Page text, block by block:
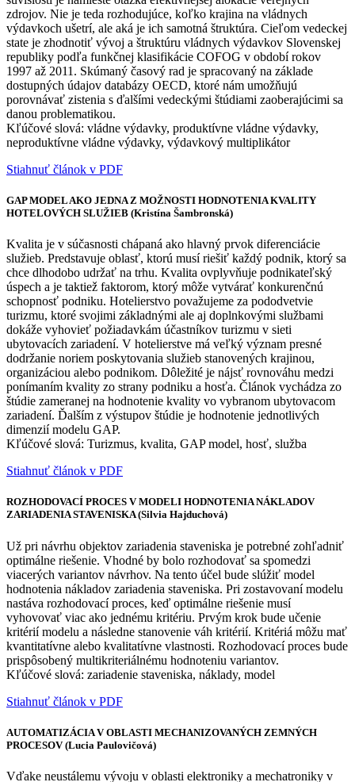
zdrojov. Nie je teda rozhodujúce, koľko krajina na vládnych
výdavkoch ušetrí, ale aká je ich samotná štruktúra. Cieľom vedeckej
state je zhodnotiť vývoj a štruktúru vládnych výdavkov Slovenskej
republiky podľa funkčnej klasifikácie COFOG v období rokov
1997 až 2011. Skúmaný časový rad je spracovaný na základe
dostupných údajov databázy OECD, ktoré nám umožňujú
porovnávať zistenia s ďalšími vedeckými štúdiami zaoberajúcimi sa
danou problematikou.
Kľúčové slová: vládne výdavky, produktívne vládne výdavky,
neproduktívne vládne výdavky, výdavkový multiplikátor
Stiahnuť článok v PDF
GAP MODEL AKO JEDNA Z MOŽNOSTI HODNOTENIA KVALITY
HOTELOVÝCH SLUŽIEB (Kristína Šambronská)
Kvalita je v súčasnosti chápaná ako hlavný prvok diferenciácie
služieb. Predstavuje oblasť, ktorú musí riešiť každý podnik, ktorý sa
chce dlhodobo udržať na trhu. Kvalita ovplyvňuje podnikateľský
úspech a je taktiež faktorom, ktorý môže vytvárať konkurenčnú
schopnosť podniku. Hotelierstvo považujeme za pododvetvie
turizmu, ktoré svojimi základnými ale aj doplnkovými službami
dokáže vyhovieť požiadavkám účastníkov turizmu v sieti
ubytovacích zariadení. V hotelierstve má veľký význam presné
dodržanie noriem poskytovania služieb stanovených krajinou,
organizáciou alebo podnikom. Dôležité je nájsť rovnováhu medzi
ponímaním kvality zo strany podniku a hosťa. Článok vychádza zo
štúdie zameranej na hodnotenie kvality vo vybranom ubytovacom
zariadení. Ďalším z výstupov štúdie je hodnotenie jednotlivých
dimenzií modelu GAP.
Kľúčové slová: Turizmus, kvalita, GAP model, hosť, služba
Stiahnuť článok v PDF
ROZHODOVACÍ PROCES V MODELI HODNOTENIA NÁKLADOV
ZARIADENIA STAVENISKA (Silvia Hajduchová)
Už pri návrhu objektov zariadenia staveniska je potrebné zohľadniť
optimálne riešenie. Vhodné by bolo rozhodovať sa spomedzi
viacerých variantov návrhov. Na tento účel bude slúžiť model
hodnotenia nákladov zariadenia staveniska. Pri zostavovaní modelu
nastáva rozhodovací proces, keď optimálne riešenie musí
vyhovovať viac ako jednému kritériu. Prvým krok bude učenie
kritérií modelu a následne stanovenie váh kritérií. Kritériá môžu mať
kvantitatívne alebo kvalitatívne vlastnosti. Rozhodovací proces bude
prispôsobený multikriteriálnému hodnoteniu variantov.
Kľúčové slová: zariadenie staveniska, náklady, model
Stiahnuť článok v PDF
AUTOMATIZÁCIA V OBLASTI MECHANIZOVANÝCH ZEMNÝCH
PROCESOV (Lucia Paulovičová)
Vďake neustálemu vývoju v oblasti elektroniky a mechatroniky v